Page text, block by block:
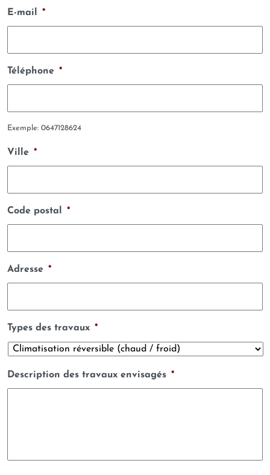
E-mail *
Téléphone *
Exemple: 0647128624
Ville *
Code postal *
Adresse *
Types des travaux *
Description des travaux envisagés *